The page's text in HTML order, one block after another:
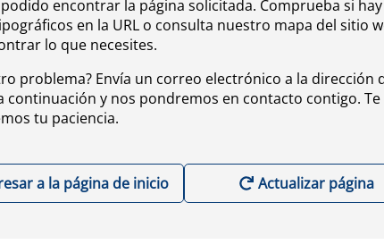
encontrar la página solicitada. Comprueba si hay
en la URL o consulta nuestro mapa del sitio
lo que necesites.
problema? Envía un correo electrónico a la dirección
continuación y nos pondremos en contacto contigo. Te
tu paciencia.
a la página de inicio Actualizar página